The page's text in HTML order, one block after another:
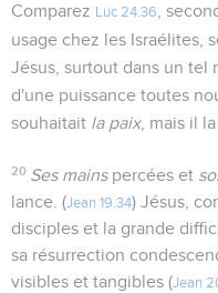
Comparez Luc 24.36
,
usage chez les Israélites,
Jésus, surtout dans un tel
d'une puissance toutes
souhaitait la paix, mais il
20 Ses mainspercées et
lance. (Jean 19.34) Jésus,
disciples et la grande
sa résurrection
visibles et tangibles (Jean